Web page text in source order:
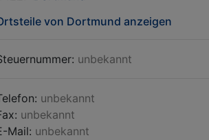
von Dortmund anzeigen
unbekannt
unbekannt
unbekannt
Mail: unbekannt